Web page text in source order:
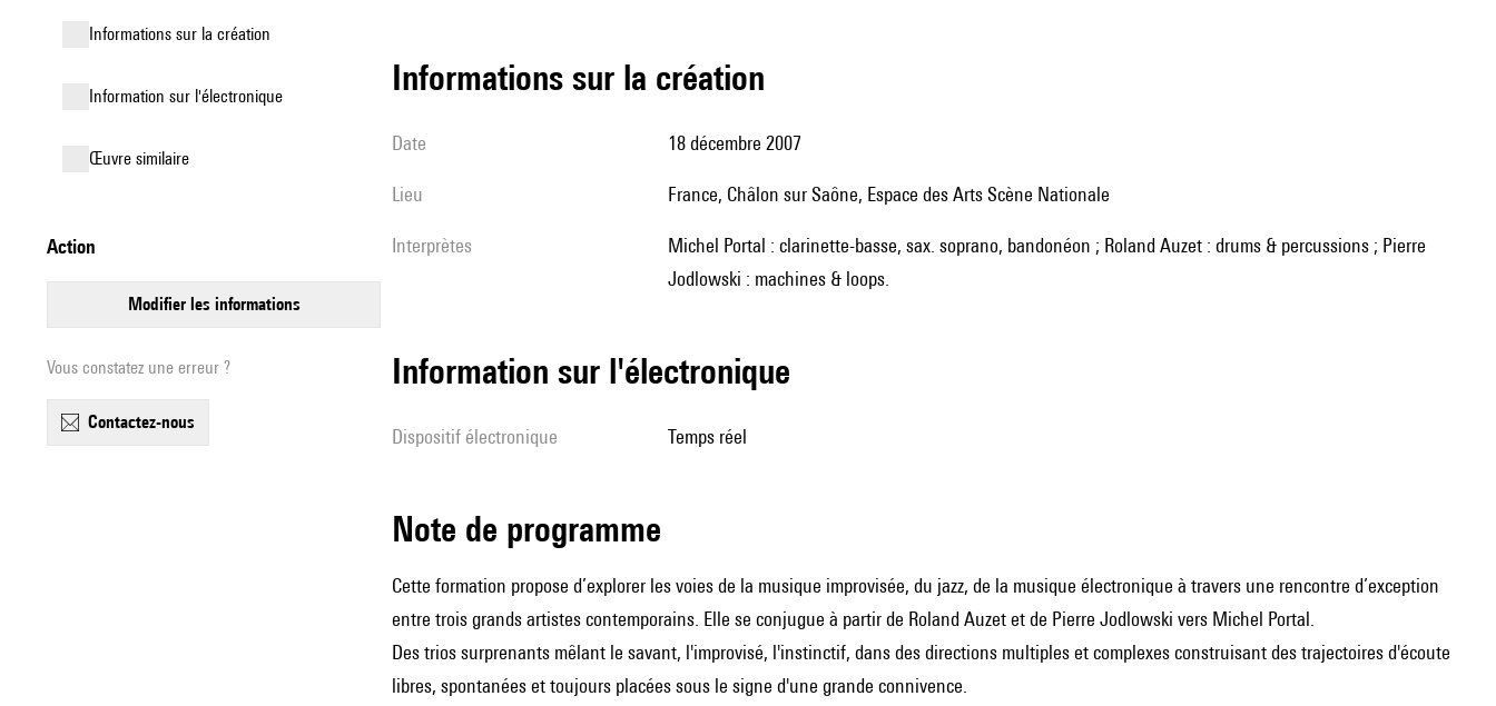
informations sur la création
Information sur l'électronique
œuvre similaire
action
modifier les informations
Vous constatez une erreur ?
contactez-nous
informations sur la création
date 18 décembre 2007
lieu France, Châlon sur Saône, Espace des Arts Scène Nationale
interprètes
Michel Portal : clarinette-basse, sax. soprano, bandonéon ; Roland Auzet : drums & percussions ; Pierre
Jodlowski : machines & loops.
Information sur l'électronique
Dispositif électronique temps réel
Note de programme
Cette formation propose d’explorer les voies de la musique improvisée, du jazz, de la musique électronique à travers une rencontre d’exception
entre trois grands artistes contemporains. Elle se conjugue à partir de Roland Auzet et de Pierre Jodlowski vers Michel Portal.
Des trios surprenants mêlant le savant, l'improvisé, l'instinctif, dans des directions multiples et complexes construisant des trajectoires d'écoute
libres, spontanées et toujours placées sous le signe d'une grande connivence.